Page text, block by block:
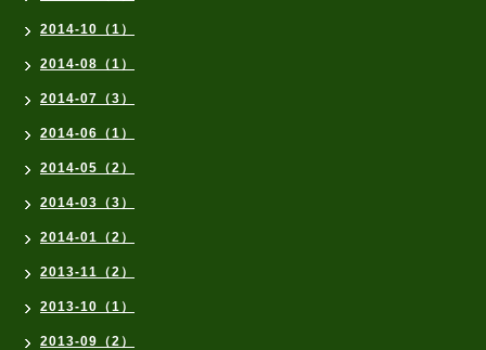
2014-10（1）
2014-08（1）
2014-07（3）
2014-06（1）
2014-05（2）
2014-03（3）
2014-01（2）
2013-11（2）
2013-10（1）
2013-09（2）